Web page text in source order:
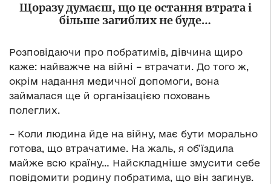
Щоразу думаєш, що це остання втрата і
більше загиблих не буде…
Розповідаючи про побратимів, дівчина щиро
каже: найважче на війні – втрачати. До того ж,
окрім надання медичної допомоги, вона
займалася ще й організацією поховань
полеглих.
– Коли людина йде на війну, має бути морально
готова, що втрачатиме. На жаль, я об’їздила
майже всю країну… Найскладніше змусити себе
повідомити родину побратима, що він загинув.